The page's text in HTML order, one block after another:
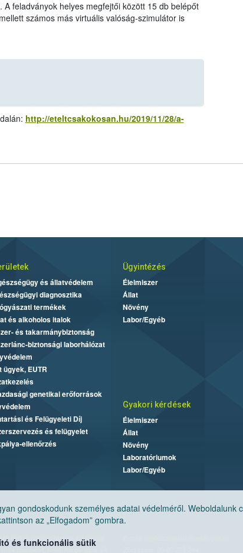
A feladványok helyes megfejtői között 15 db belépőt
számos más virtuális valóság-szimulátor is
http://eteltcsakokosan.hu/2019/11/28/a-
gondoskodunk személyes adatai védelméről. Weboldalunk
az „Elfogadom” gombra.
és funkcionális sütik
és állatvédelem
diagnosztika
termékek
és alkoholos italok
és takarmánybiztonság
biztonsági laborhálózat
ügyek, EUTR
genetikai erőforrások
és Felügyeleti Díj
és felügyelet
ellenőrzés
Ügyintézés
Élelmiszer
Állat
Növény
Labor/Egyéb
Gyakori kérdések
Élelmiszer
Állat
Növény
Laboratóriumok
Labor/Egyéb
Élelmiszerlánc-biztonsági Hivatal